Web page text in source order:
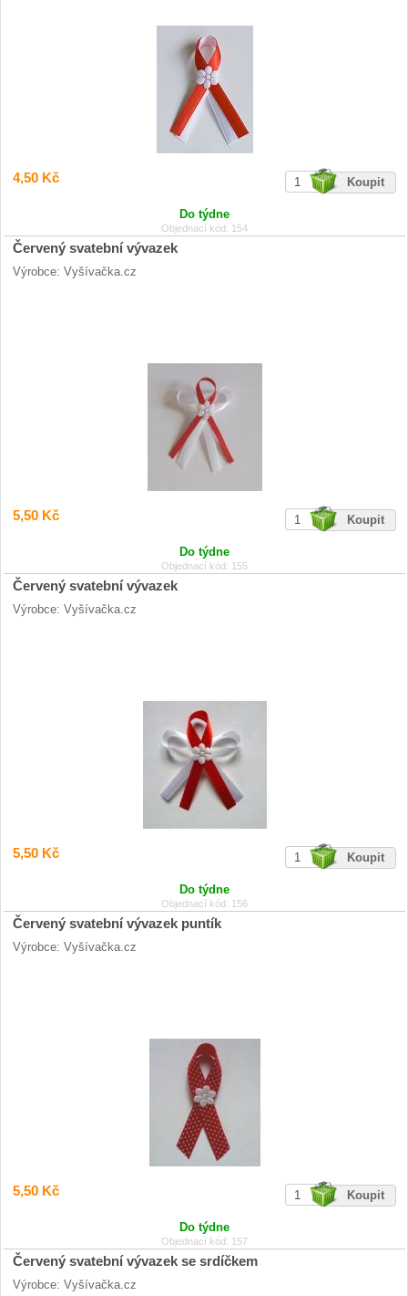
4,50 Kč
Do týdne
Objednací kód: 154
Červený svatební vývazek
Výrobce: Vyšívačka.cz
5,50 Kč
Do týdne
Objednací kód: 155
Červený svatební vývazek
Výrobce: Vyšívačka.cz
5,50 Kč
Do týdne
Objednací kód: 156
Červený svatební vývazek puntík
Výrobce: Vyšívačka.cz
5,50 Kč
Do týdne
Objednací kód: 157
Červený svatební vývazek se srdíčkem
Výrobce: Vyšívačka.cz